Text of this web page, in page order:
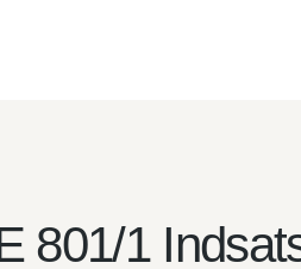
801/1